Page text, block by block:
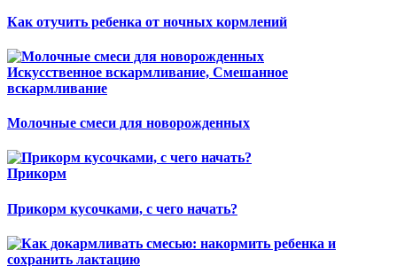
Как отучить ребенка от ночных кормлений
Искусственное вскармливание, Смешанное
вскармливание
Молочные смеси для новорожденных
Прикорм
Прикорм кусочками, с чего начать?